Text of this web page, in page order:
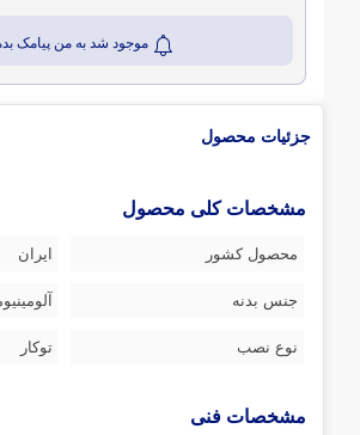
موجود شد به من پیامک
جزئیات محصول
مشخصات کلی محصول
محصول کشور ایران
جنس بدنه
نوع نصب توکار
مشخصات فنی